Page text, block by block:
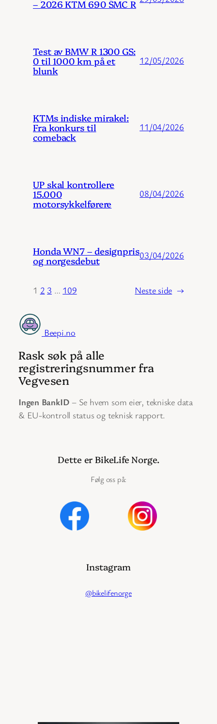
– 2026 KTM 690 SMC R
Test av BMW R 1300 GS:
0 til 1000 km på et
blunk
12/05/2026
KTMs indiske mirakel:
Fra konkurs til
comeback
11/04/2026
UP skal kontrollere
15.000
motorsykkelførere
08/04/2026
Honda WN7 – designpris
og norgesdebut 03/04/2026
1 2 3 … 109 Neste side →
Beepi.no
Rask søk på alle
registreringsnummer fra
Vegvesen
Ingen BankID – Se hvem som eier, tekniske data
& EU-kontroll status og teknisk rapport.
Dette er BikeLife Norge.
Følg oss på:
Instagram
@bikelifenorge